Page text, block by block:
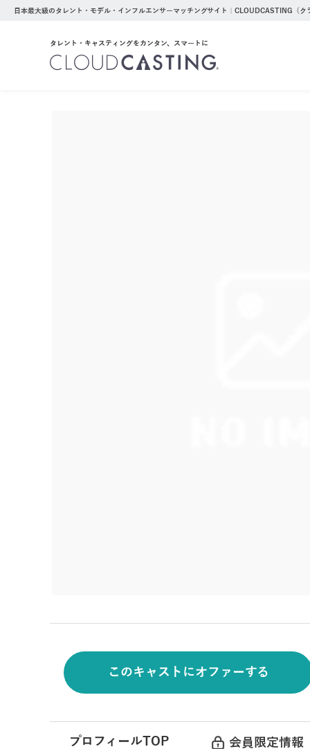
日本最大級のタレント・モデル・インフルエンサーマッチングサイト｜CLOUDCASTING（ク
タレント・キャスティングをカンタン、スマートに
このキャストにオファーする
プロフィールTOP 会員限定情報